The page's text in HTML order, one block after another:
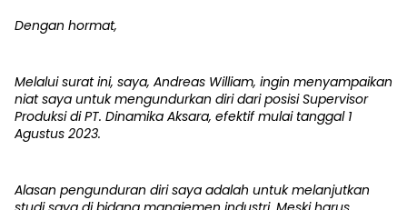
Dengan hormat,
Melalui surat ini, saya, Andreas William, ingin menyampaikan
niat saya untuk mengundurkan diri dari posisi Supervisor
Produksi di PT. Dinamika Aksara, efektif mulai tanggal 1
Agustus 2023.
Alasan pengunduran diri saya adalah untuk melanjutkan